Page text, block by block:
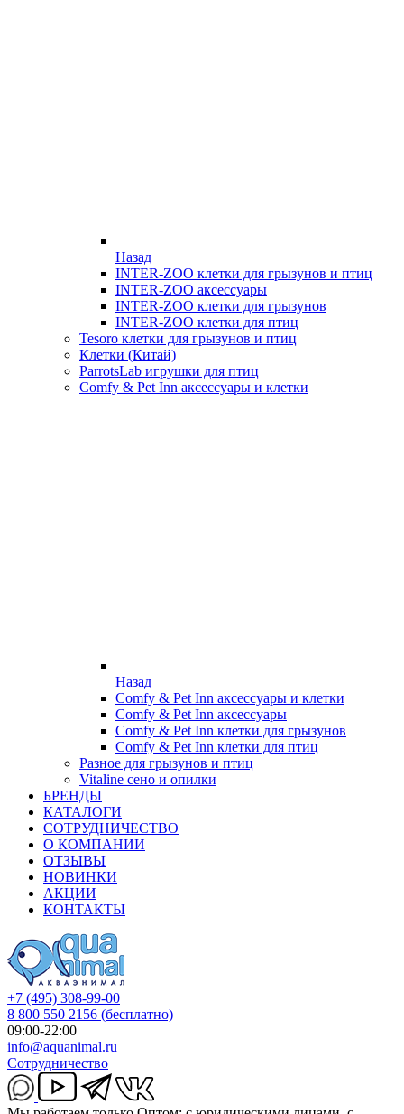
Назад
INTER-ZOO клетки для грызунов и птиц
INTER-ZOO аксессуары
INTER-ZOO клетки для грызунов
INTER-ZOO клетки для птиц
Tesoro клетки для грызунов и птиц
Клетки (Китай)
ParrotsLab игрушки для птиц
Comfy & Pet Inn аксессуары и клетки
Назад
Comfy & Pet Inn аксессуары и клетки
Comfy & Pet Inn аксессуары
Comfy & Pet Inn клетки для грызунов
Comfy & Pet Inn клетки для птиц
Разное для грызунов и птиц
Vitaline сено и опилки
БРЕНДЫ
КАТАЛОГИ
СОТРУДНИЧЕСТВО
О КОМПАНИИ
ОТЗЫВЫ
НОВИНКИ
АКЦИИ
КОНТАКТЫ
+7 (495) 308-99-00
8 800 550 2156 (бесплатно)
09:00-22:00
info@aquanimal.ru
Сотрудничество